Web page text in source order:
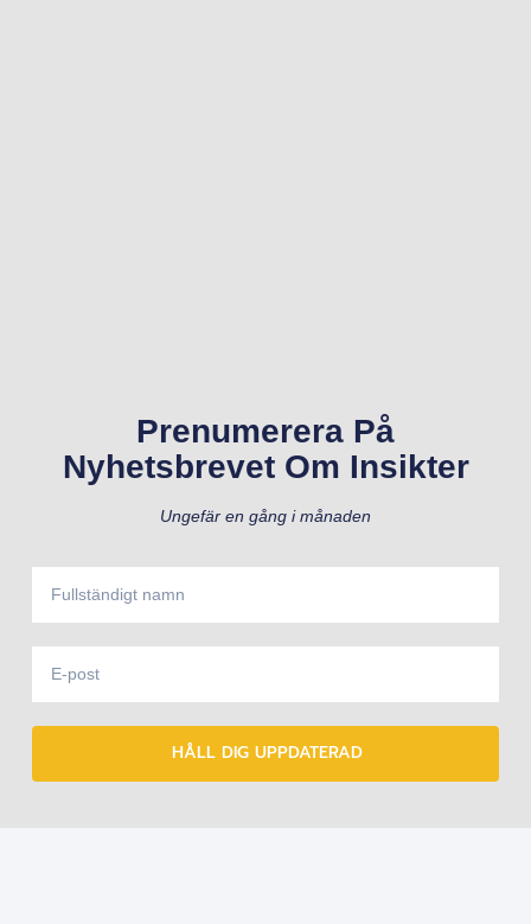
Prenumerera På
Nyhetsbrevet Om Insikter
Ungefär en gång i månaden
HÅLL DIG UPPDATERAD